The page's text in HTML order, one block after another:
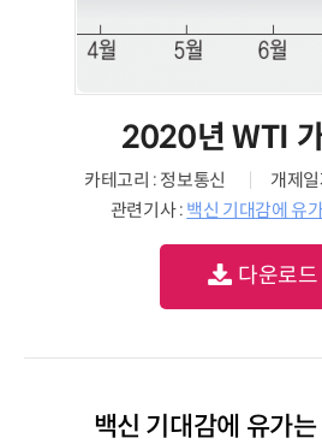
2020년 WTI 가
카테고리 : 정보통신
개제
관련기사 : 백신 기대감에 유
다운로드
백신 기대감에 유가